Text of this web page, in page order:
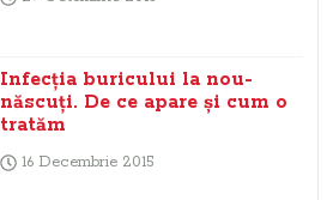
Infecţia buricului la nou-
născuţi. De ce apare şi cum o
tratăm
16 Decembrie 2015